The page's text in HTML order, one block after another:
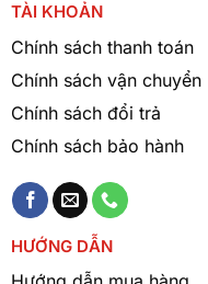
TÀI KHOẢN
Chính sách thanh toán
Chính sách vận chuyển
Chính sách đổi trả
Chính sách bảo hành
HƯỚNG DẪN